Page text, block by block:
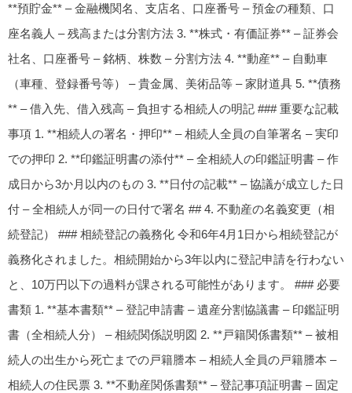
**預貯金** – 金融機関名、支店名、口座番号 – 預金の種類、口
座名義人 – 残高または分割方法 3. **株式・有価証券** – 証券会
社名、口座番号 – 銘柄、株数 – 分割方法 4. **動産** – 自動車
（車種、登録番号等） – 貴金属、美術品等 – 家財道具 5. **債務
** – 借入先、借入残高 – 負担する相続人の明記 ### 重要な記載
事項 1. **相続人の署名・押印** – 相続人全員の自筆署名 – 実印
での押印 2. **印鑑証明書の添付** – 全相続人の印鑑証明書 – 作
成日から3か月以内のもの 3. **日付の記載** – 協議が成立した日
付 – 全相続人が同一の日付で署名 ## 4. 不動産の名義変更（相
続登記） ### 相続登記の義務化 令和6年4月1日から相続登記が
義務化されました。相続開始から3年以内に登記申請を行わない
と、10万円以下の過料が課される可能性があります。 ### 必要
書類 1. **基本書類** – 登記申請書 – 遺産分割協議書 – 印鑑証明
書（全相続人分） – 相続関係説明図 2. **戸籍関係書類** – 被相
続人の出生から死亡までの戸籍謄本 – 相続人全員の戸籍謄本 –
相続人の住民票 3. **不動産関係書類** – 登記事項証明書 – 固定